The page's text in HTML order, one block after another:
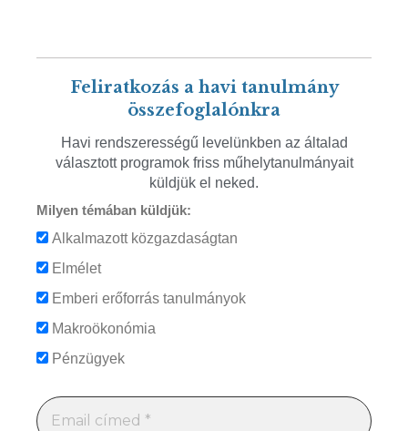
Feliratkozás a havi tanulmány
összefoglalónkra
Havi rendszerességű levelünkben az általad
választott programok friss műhelytanulmányait
küldjük el neked.
Milyen témában küldjük:
Alkalmazott közgazdaságtan
Elmélet
Emberi erőforrás tanulmányok
Makroökonómia
Pénzügyek